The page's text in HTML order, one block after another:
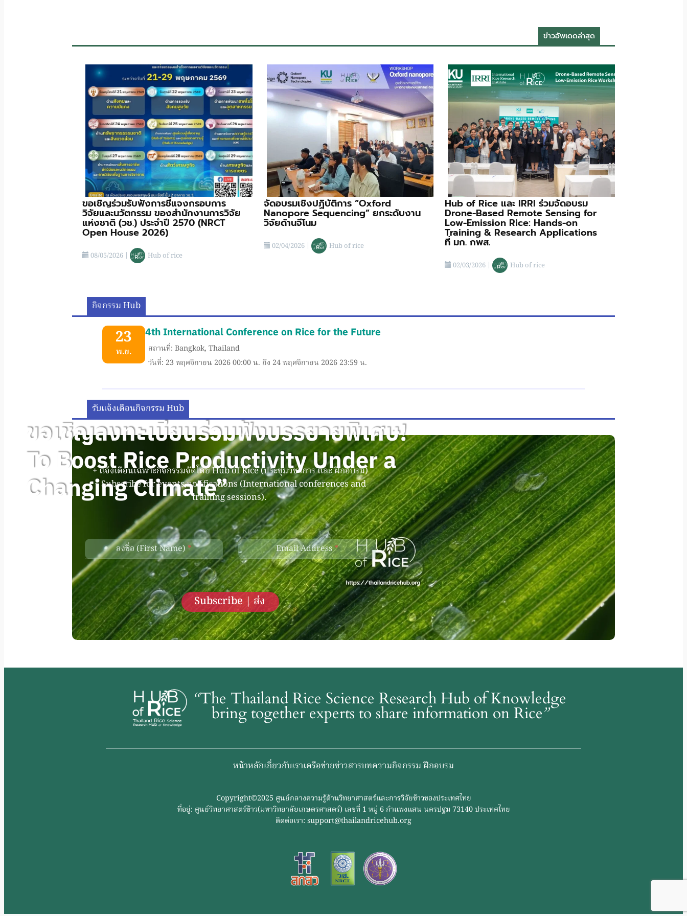
ขอเชิญลงทะเบียนร่วมฟังบรรยายพิเศษ!
To Boost Rice Productivity Under a
Changing Climate”
ข่าวอัพเดดล่าสุด
ขอเชิญร่วมรับฟังการชี้แจงกรอบการ
วิจัยและนวัตกรรม ของสำนักงานการวิจัย
แห่งชาติ (วช.) ประจําปี 2570 (NRCT
Open House 2026)
08/05/2026| Hub of rice
จัดอบรมเชิงปฏิบัติการ “Oxford
Nanopore Sequencing” ยกระดับงาน
วิจัยด้านจีโนม
02/04/2026| Hub of rice
Hub of Rice และ IRRI ร่วมจัดอบรม
Drone-Based Remote Sensing for
Low-Emission Rice: Hands-on
Training & Research Applications
ที่ มก. กพส.
02/03/2026 | Hub of rice
กิจกรรม Hub
23
พ.ย.
4th International Conference on Rice for the Future
สถานที่: Bangkok, Thailand
วันที่: 23 พฤศจิกายน 2026 00:00 น. ถึง 24 พฤศจิกายน 2026 23:59 น.
รับแจ้งเตือนกิจกรรม Hub
+ แจ้งเตือนเฉพาะกิจกรรมจัดโดย Hub of Rice (ประชุมวิชาการ และ ฝึกอบรม)
+ Subscribe for events notifications (International conferences and
training sessions).
ลงชื่อ (First Name) * Email Address*
Subscribe | ส่ง
“The Thailand Rice Science Research Hub of Knowledge
bring together experts to share information on Rice”
หน้าหลักเกี่ยวกับเราเครือข่ายข่าวสารบทความกิจกรรม ฝึกอบรม
Copyright©2025 ศูนย์กลางความรู้ด้านวิทยาศาสตร์และการวิจัยข้าวของประเทศไทย
ที่อยู่: ศูนย์วิทยาศาสตร์ข้าว(มหาวิทยาลัยเกษตรศาสตร์) เลขที่ 1 หมู่ 6 กำแพงแสน นครปฐม 73140 ประเทศไทย
ติดต่อเรา: support@thailandricehub.org